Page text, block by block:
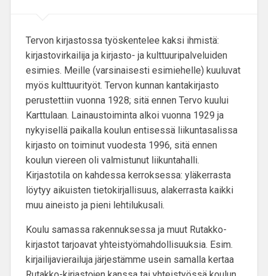
Tervon kirjastossa työskentelee kaksi ihmistä:
kirjastovirkailija ja kirjasto- ja kulttuuripalveluiden
esimies. Meille (varsinaisesti esimiehelle) kuuluvat
myös kulttuurityöt. Tervon kunnan kantakirjasto
perustettiin vuonna 1928; sitä ennen Tervo kuului
Karttulaan. Lainaustoiminta alkoi vuonna 1929 ja
nykyisellä paikalla koulun entisessä liikuntasalissa
kirjasto on toiminut vuodesta 1996, sitä ennen
koulun viereen oli valmistunut liikuntahalli.
Kirjastotila on kahdessa kerroksessa: yläkerrasta
löytyy aikuisten tietokirjallisuus, alakerrasta kaikki
muu aineisto ja pieni lehtilukusali.
Koulu samassa rakennuksessa ja muut Rutakko-
kirjastot tarjoavat yhteistyömahdollisuuksia. Esim.
kirjailijavierailujajärjestämme usein samalla kertaa